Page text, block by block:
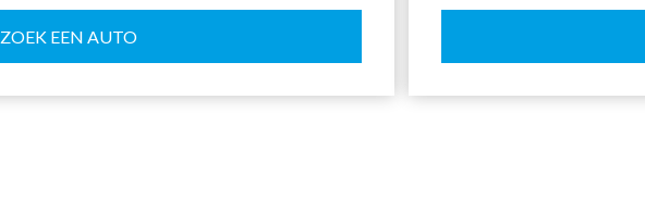
ZOEK EEN AUTO